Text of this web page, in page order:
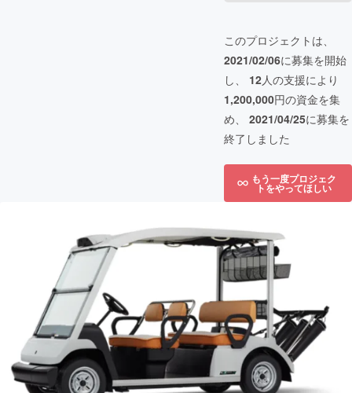
このプロジェクトは、
2021/02/06に募集を開始
し、 12人の支援により
1,200,000円の資金を集
め、 2021/04/25に募集を
終了しました
もう一度プロジェク
トをやってほしい